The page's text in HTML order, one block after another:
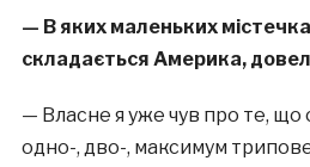
— В яких маленьких
складається Америка,
— Власне я уже чув про те,
одно-, дво-, максимум